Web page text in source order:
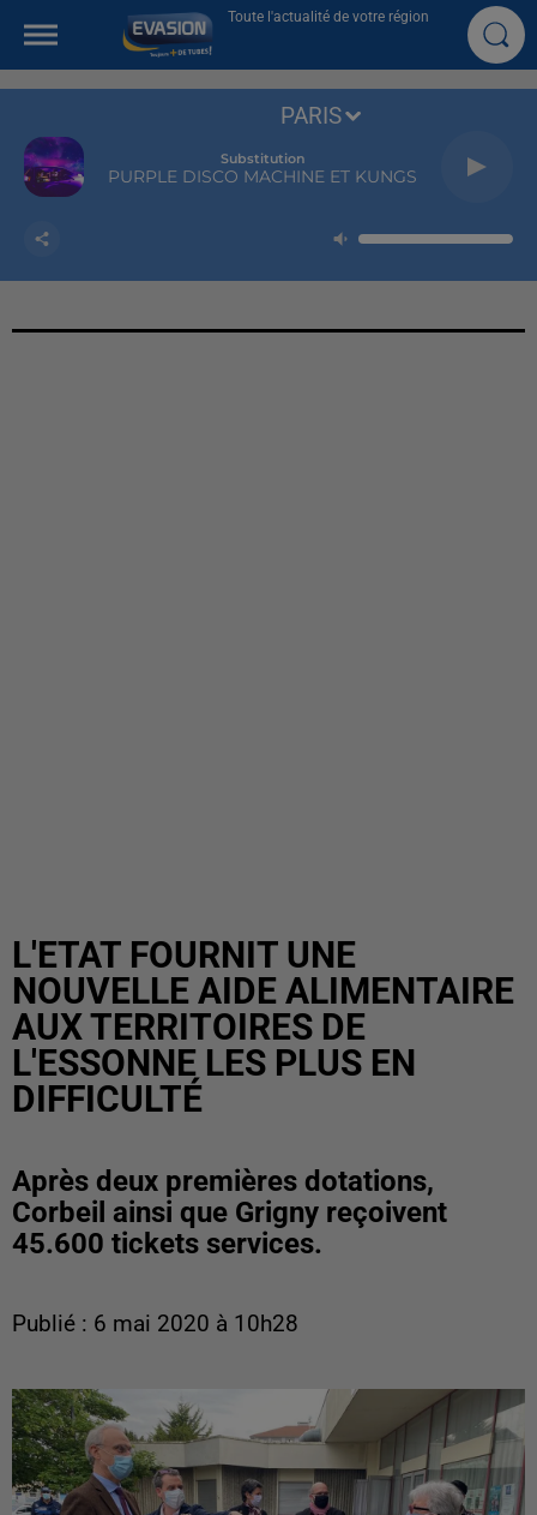
Toute l'actualité de votre région
Substitution
PURPLE DISCO MACHINE ET KUNGS
PARIS
L'ETAT FOURNIT UNE
NOUVELLE AIDE ALIMENTAIRE
AUX TERRITOIRES DE
L'ESSONNE LES PLUS EN
DIFFICULTÉ
Après deux premières dotations,
Corbeil ainsi que Grigny reçoivent
45.600 tickets services.
Publié : 6 mai 2020 à 10h28